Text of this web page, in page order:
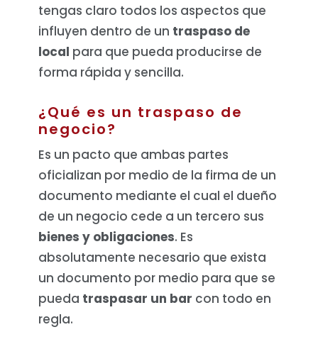
tengas claro todos los aspectos que
influyen dentro de un traspaso de
local para que pueda producirse de
forma rápida y sencilla.
¿Qué es un traspaso de
negocio?
Es un pacto que ambas partes
oficializan por medio de la firma de un
documento mediante el cual el dueño
de un negocio cede a un tercero sus
bienes y obligaciones. Es
absolutamente necesario que exista
un documento por medio para que se
pueda traspasar un bar con todo en
regla.